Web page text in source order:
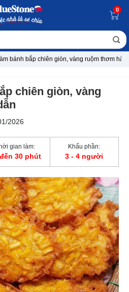
0
bánh bắp chiên giòn, vàng ruộm thơm hấp
chiên giòn, vàng
2026
gian làm:
30 phút
Khẩu phần:
3 - 4 người